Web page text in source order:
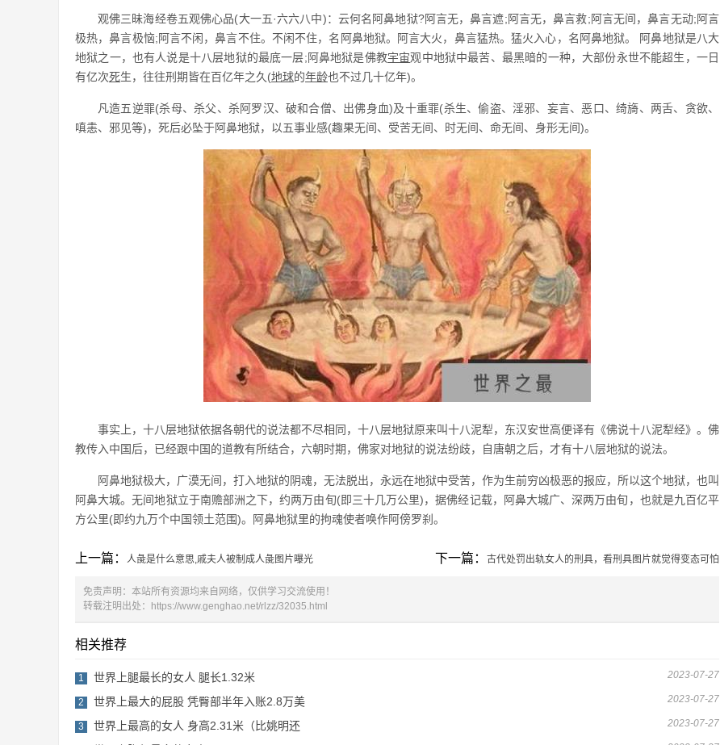
观佛三昧海经卷五观佛心品(大一五·六六八中)：云何名阿鼻地狱?阿言无，鼻言遮;阿言无，鼻言救;阿言无间，鼻言无动;阿言
极热，鼻言极恼;阿言不闲，鼻言不住。不闲不住，名阿鼻地狱。阿言大火，鼻言猛热。猛火入心，名阿鼻地狱。 阿鼻地狱是八大
地狱之一，也有人说是十八层地狱的最底一层;阿鼻地狱是佛教宇宙观中地狱中最苦、最黑暗的一种，大部份永世不能超生，一日
有亿次死生，往往刑期皆在百亿年之久(地球的年龄也不过几十亿年)。
凡造五逆罪(杀母、杀父、杀阿罗汉、破和合僧、出佛身血)及十重罪(杀生、偷盗、淫邪、妄言、恶口、绮旖、两舌、贪欲、
嗔恚、邪见等)，死后必坠于阿鼻地狱，以五事业感(趣果无间、受苦无间、时无间、命无间、身形无间)。
事实上，十八层地狱依据各朝代的说法都不尽相同，十八层地狱原来叫十八泥犁，东汉安世高便译有《佛说十八泥犁经》。佛
教传入中国后，已经跟中国的道教有所结合，六朝时期，佛家对地狱的说法纷歧，自唐朝之后，才有十八层地狱的说法。
阿鼻地狱极大，广漠无间，打入地狱的阴魂，无法脱出，永远在地狱中受苦，作为生前穷凶极恶的报应，所以这个地狱，也叫
阿鼻大城。无间地狱立于南赡部洲之下，约两万由旬(即三十几万公里)，据佛经记载，阿鼻大城广、深两万由旬，也就是九百亿平
方公里(即约九万个中国领土范围)。阿鼻地狱里的拘魂使者唤作阿傍罗刹。
上一篇： 人彘是什么意思,戚夫人被制成人彘图片曝光 下一篇： 古代处罚出轨女人的刑具，看刑具图片就觉得变态可怕
免责声明：本站所有资源均来自网络，仅供学习交流使用！
转载注明出处：
https://www.genghao.net/rlzz/32035.html
相关推荐
2023-07-27
1 世界上腿最长的女人 腿长1.32米
2023-07-27
2 世界上最大的屁股 凭臀部半年入账2.8万美
2023-07-27
3 世界上最高的女人 身高2.31米（比姚明还